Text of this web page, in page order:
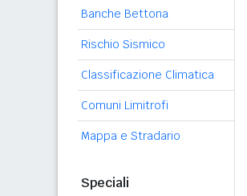
Banche Bettona
Rischio Sismico
Classificazione Climatica
Comuni Limitrofi
Mappa e Stradario
Speciali